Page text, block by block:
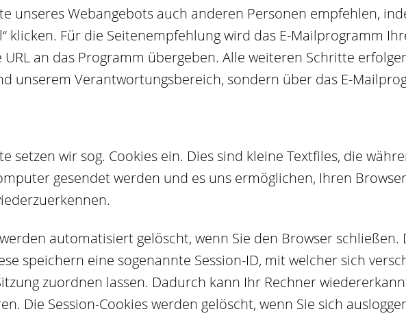
unseres Webangebots auch anderen Personen empfehlen,
klicken. Für die Seitenempfehlung wird das E-Mailprogramm
an das Programm übergeben. Alle weiteren Schritte
unserem Verantwortungsbereich, sondern über das E-
setzen wir sog. Cookies ein. Dies sind kleine Textfiles, die
gesendet werden und es uns ermöglichen, Ihren
automatisiert gelöscht, wenn Sie den Browser
speichern eine sogenannte Session-ID, mit welcher sich
zuordnen lassen. Dadurch kann Ihr Rechner
Die Session-Cookies werden gelöscht, wenn Sie sich